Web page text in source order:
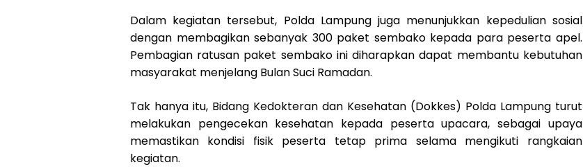
Dalam kegiatan tersebut, Polda Lampung juga menunjukkan kepedulian sosial
dengan membagikan sebanyak 300 paket sembako kepada para peserta apel.
Pembagian ratusan paket sembako ini diharapkan dapat membantu kebutuhan
masyarakat menjelang Bulan Suci Ramadan.
Tak hanya itu, Bidang Kedokteran dan Kesehatan (Dokkes) Polda Lampung turut
melakukan pengecekan kesehatan kepada peserta upacara, sebagai upaya
memastikan kondisi fisik peserta tetap prima selama mengikuti rangkaian
kegiatan.